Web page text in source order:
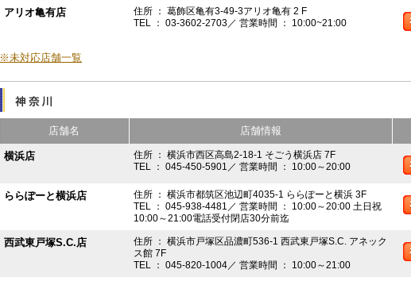
アリオ亀有店
住所 ： 葛飾区亀有3-49-3アリオ亀有 2 F
TEL ： 03-3602-2703／ 営業時間 ： 10:00~21:00
※未対応店舗一覧
店舗名 店舗情報
横浜店
住所 ： 横浜市西区高島2-18-1 そごう横浜店 7F
TEL ： 045-450-5901／ 営業時間 ： 10:00～20:00
ららぽーと横浜店
住所 ： 横浜市都筑区池辺町4035-1 ららぽーと横浜 3F
TEL ： 045-938-4481／ 営業時間 ： 10:00～20:00 土日祝
10:00～21:00電話受付閉店30分前迄
西武東戸塚S.C.店
住所 ： 横浜市戸塚区品濃町536-1 西武東戸塚S.C. アネック
ス館 7F
TEL ： 045-820-1004／ 営業時間 ： 10:00～21:00